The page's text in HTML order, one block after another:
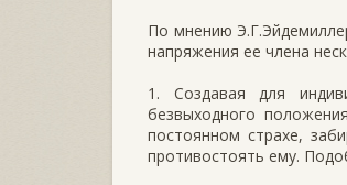
По мнению
напряжения ее члена
1. Создавая для
безвыходного
постоянном страхе,
противостоять ему.